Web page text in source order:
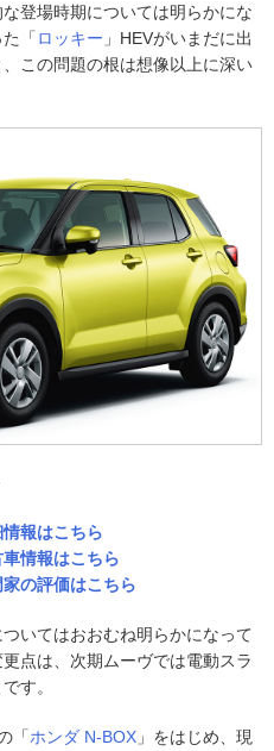
登場時期については明らかにな
「ロッキー 」HEVがいまだに出
この問題の根は想像以上に深い
報はこちら
情報はこちら
の評価はこちら
いてはおおむね明らかになって
点は、次期ムーヴでは電動スラ
す。
「ホンダ N-BOX 」をはじめ、現